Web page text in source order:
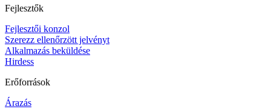
Fejlesztők
Fejlesztői konzol
Szerezz ellenőrzött jelvényt
Alkalmazás beküldése
Hirdess
Erőforrások
Árazás